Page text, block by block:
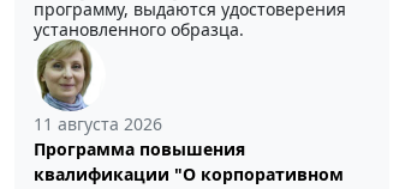
программу, выдаются удостоверения
установленного образца.
11 августа 2026
Программа повышения
квалификации "О корпоративном